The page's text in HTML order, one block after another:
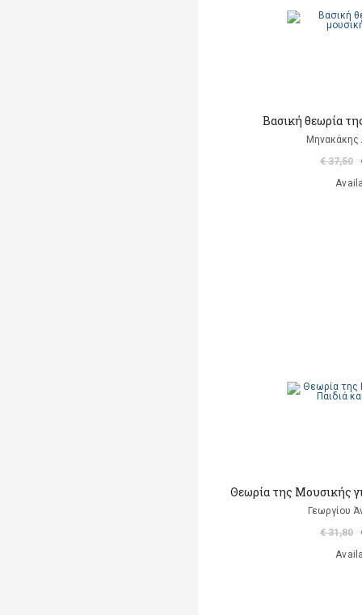
Βασική θεωρία
Μηνακάκης
€ 37,50
Θεωρία της Μουσικής
Γεωργίου
€ 31,80